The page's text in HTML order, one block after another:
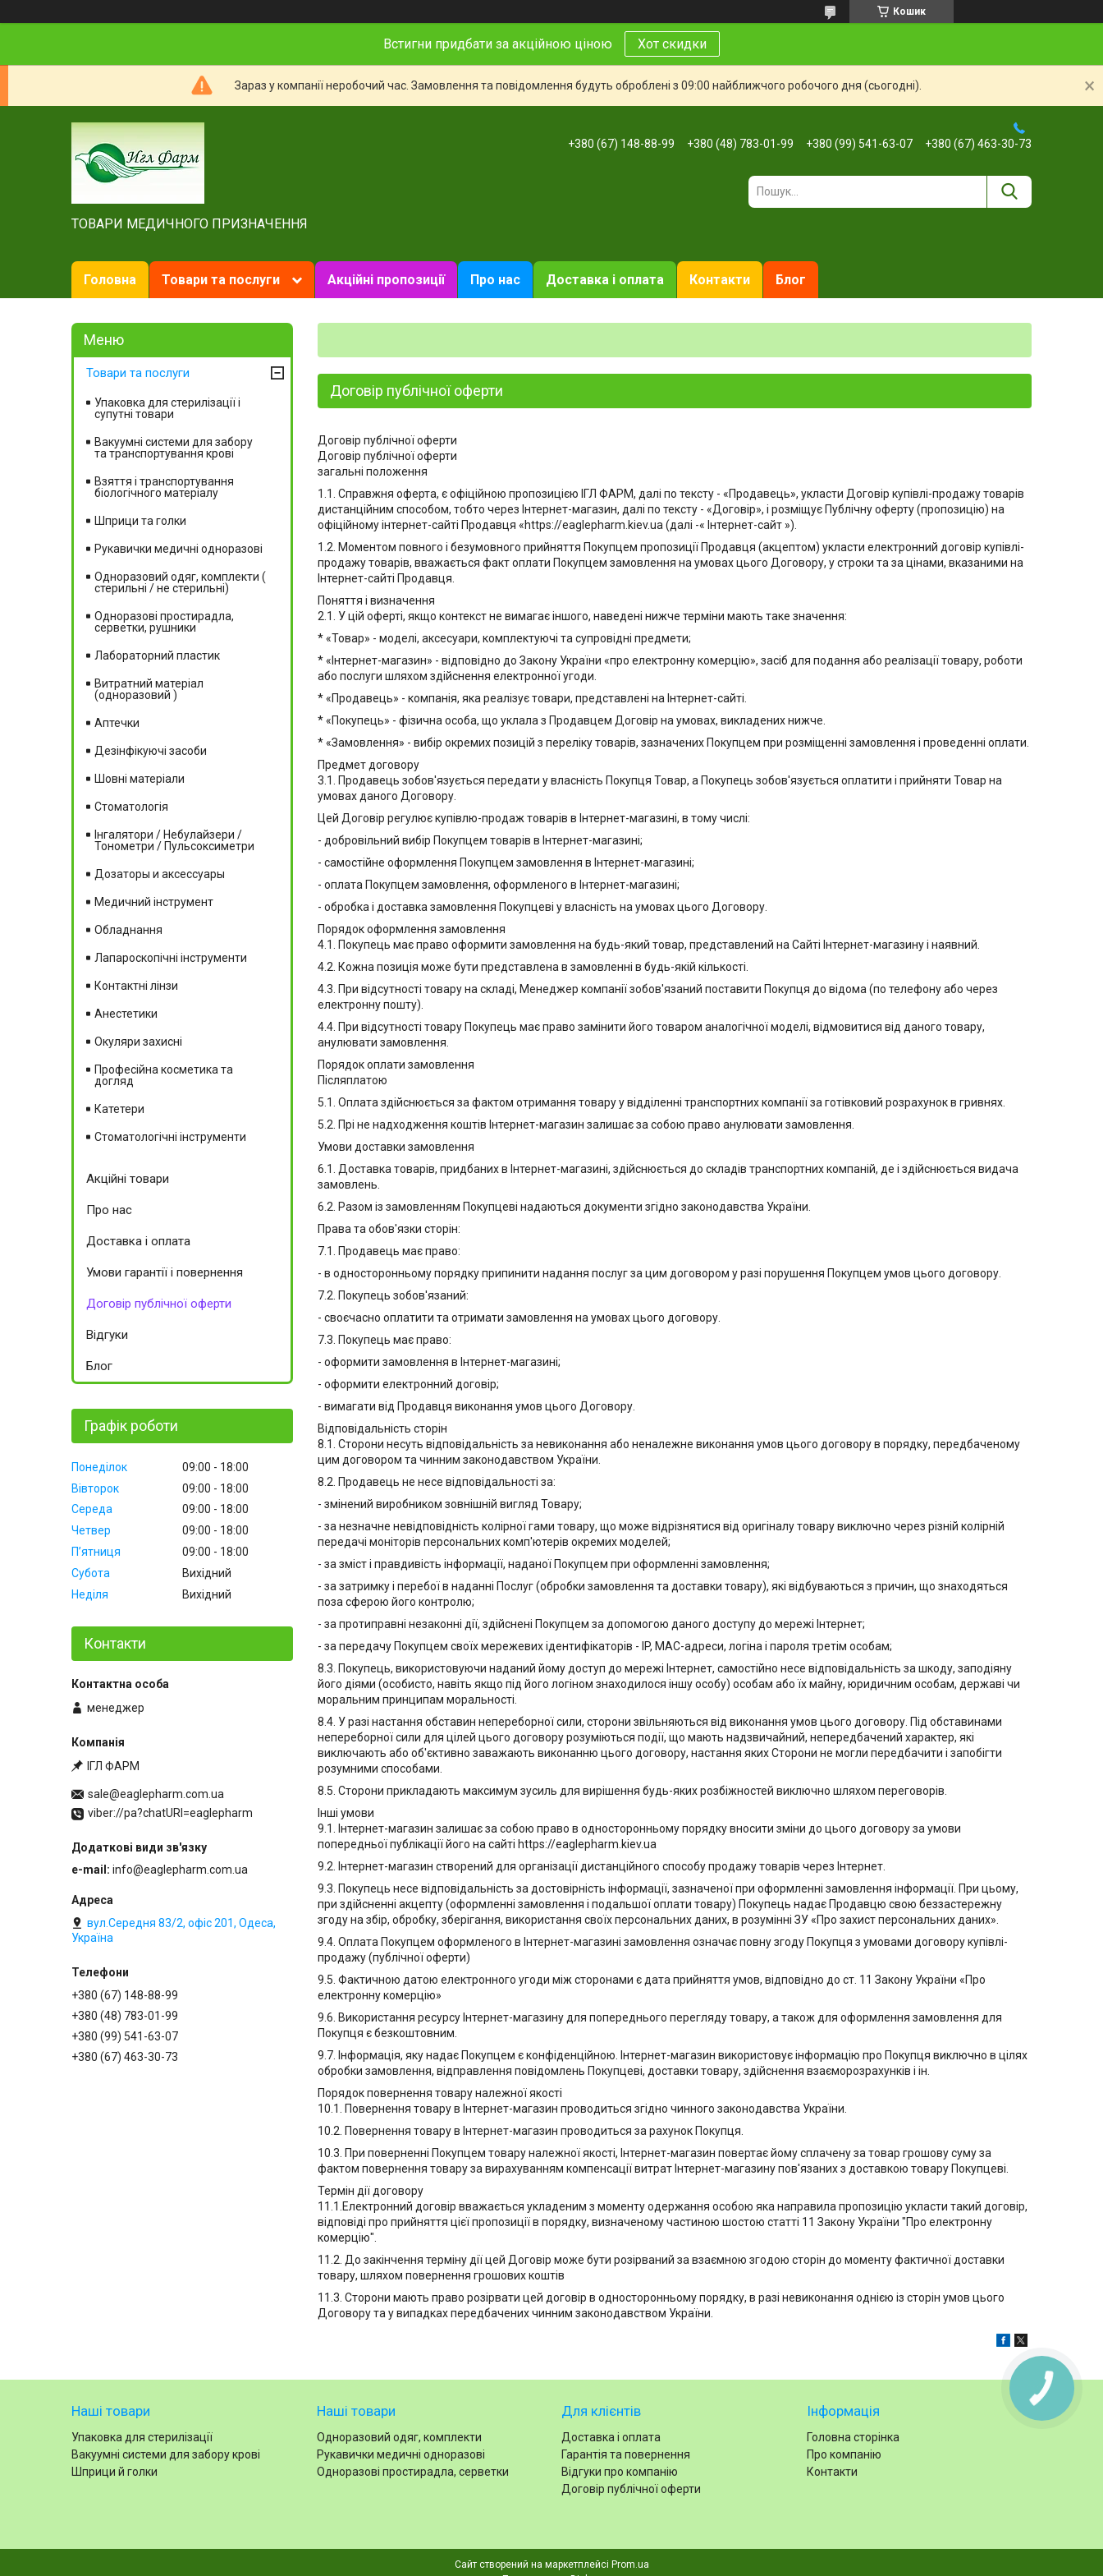
Кошик
Встигни придбати за акційною ціною Хот скидки
Зараз у компанії неробочий час. Замовлення та повідомлення будуть оброблені з 09:00 найближчого робочого дня (сьогодні).
ТОВАРИ МЕДИЧНОГО ПРИЗНАЧЕННЯ
+380 (67) 148-88-99 +380 (48) 783-01-99 +380 (99) 541-63-07 +380 (67) 463-30-73
Головна Товари та послуги Акційні пропозиції Про нас Доставка і оплата Контакти Блог
Договір публічної оферти
Договір публічної оферти
Договір публічної оферти
загальні положення
1.1. Справжня оферта, є офіційною пропозицією ІГЛ ФАРМ, далі по тексту - «Продавець», укласти Договір купівлі-продажу товарів
дистанційним способом, тобто через Інтернет-магазин, далі по тексту - «Договір», і розміщує Публічну оферту (пропозицію) на
офіційному інтернет-сайті Продавця «https://eaglepharm.kiev.ua (далі -« Інтернет-сайт »).
1.2. Моментом повного і безумовного прийняття Покупцем пропозиції Продавця (акцептом) укласти електронний договір купівлі-
продажу товарів, вважається факт оплати Покупцем замовлення на умовах цього Договору, у строки та за цінами, вказаними на
Інтернет-сайті Продавця.
Поняття і визначення
2.1. У цій оферті, якщо контекст не вимагає іншого, наведені нижче терміни мають таке значення:
* «Товар» - моделі, аксесуари, комплектуючі та супровідні предмети;
* «Інтернет-магазин» - відповідно до Закону України «про електронну комерцію», засіб для подання або реалізації товару, роботи
або послуги шляхом здійснення електронної угоди.
* «Продавець» - компанія, яка реалізує товари, представлені на Інтернет-сайті.
* «Покупець» - фізична особа, що уклала з Продавцем Договір на умовах, викладених нижче.
* «Замовлення» - вибір окремих позицій з переліку товарів, зазначених Покупцем при розміщенні замовлення і проведенні оплати.
Предмет договору
3.1. Продавець зобов'язується передати у власність Покупця Товар, а Покупець зобов'язується оплатити і прийняти Товар на
умовах даного Договору.
Цей Договір регулює купівлю-продаж товарів в Інтернет-магазині, в тому числі:
- добровільний вибір Покупцем товарів в Інтернет-магазині;
- самостійне оформлення Покупцем замовлення в Інтернет-магазині;
- оплата Покупцем замовлення, оформленого в Інтернет-магазині;
- обробка і доставка замовлення Покупцеві у власність на умовах цього Договору.
Порядок оформлення замовлення
4.1. Покупець має право оформити замовлення на будь-який товар, представлений на Сайті Інтернет-магазину і наявний.
4.2. Кожна позиція може бути представлена ​​в замовленні в будь-якій кількості.
4.3. При відсутності товару на складі, Менеджер компанії зобов'язаний поставити Покупця до відома (по телефону або через
електронну пошту).
4.4. При відсутності товару Покупець має право замінити його товаром аналогічної моделі, відмовитися від даного товару,
анулювати замовлення.
Порядок оплати замовлення
Післяплатою
5.1. Оплата здійснюється за фактом отримання товару у відділенні транспортних компанії за готівковий розрахунок в гривнях.
5.2. Прі не надходження коштів Інтернет-магазин залишає за собою право анулювати замовлення.
Умови доставки замовлення
6.1. Доставка товарів, придбаних в Інтернет-магазині, здійснюється до складів транспортних компаній, де і здійснюється видача
замовлень.
6.2. Разом із замовленням Покупцеві надаються документи згідно законодавства України.
Права та обов'язки сторін:
7.1. Продавець має право:
- в односторонньому порядку припинити надання послуг за цим договором у разі порушення Покупцем умов цього договору.
7.2. Покупець зобов'язаний:
- своєчасно оплатити та отримати замовлення на умовах цього договору.
7.3. Покупець має право:
- оформити замовлення в Інтернет-магазині;
- оформити електронний договір;
- вимагати від Продавця виконання умов цього Договору.
Відповідальність сторін
8.1. Сторони несуть відповідальність за невиконання або неналежне виконання умов цього договору в порядку, передбаченому
цим договором та чинним законодавством України.
8.2. Продавець не несе відповідальності за:
- змінений виробником зовнішній вигляд Товару;
- за незначне невідповідність колірної гами товару, що може відрізнятися від оригіналу товару виключно через різній колірній
передачі моніторів персональних комп'ютерів окремих моделей;
- за зміст і правдивість інформації, наданої Покупцем при оформленні замовлення;
- за затримку і перебої в наданні Послуг (обробки замовлення та доставки товару), які відбуваються з причин, що знаходяться
поза сферою його контролю;
- за протиправні незаконні дії, здійснені Покупцем за допомогою даного доступу до мережі Інтернет;
- за передачу Покупцем своїх мережевих ідентифікаторів - IP, MAC-адреси, логіна і пароля третім особам;
8.3. Покупець, використовуючи наданий йому доступ до мережі Інтернет, самостійно несе відповідальність за шкоду, заподіяну
його діями (особисто, навіть якщо під його логіном знаходилося іншу особу) особам або їх майну, юридичним особам, державі чи
моральним принципам моральності.
8.4. У разі настання обставин непереборної сили, сторони звільняються від виконання умов цього договору. Під обставинами
непереборної сили для цілей цього договору розуміються події, що мають надзвичайний, непередбачений характер, які
виключають або об'єктивно заважають виконанню цього договору, настання яких Сторони не могли передбачити і запобігти
розумними способами.
8.5. Сторони прикладають максимум зусиль для вирішення будь-яких розбіжностей виключно шляхом переговорів.
Інші умови
9.1. Інтернет-магазин залишає за собою право в односторонньому порядку вносити зміни до цього договору за умови
попередньої публікації його на сайті https://eaglepharm.kiev.ua
9.2. Інтернет-магазин створений для організації дистанційного способу продажу товарів через Інтернет.
9.3. Покупець несе відповідальність за достовірність інформації, зазначеної при оформленні замовлення інформації. При цьому,
при здійсненні акцепту (оформленні замовлення і подальшої оплати товару) Покупець надає Продавцю свою беззастережну
згоду на збір, обробку, зберігання, використання своїх персональних даних, в розумінні ЗУ «Про захист персональних даних».
9.4. Оплата Покупцем оформленого в Інтернет-магазині замовлення означає повну згоду Покупця з умовами договору купівлі-
продажу (публічної оферти)
9.5. Фактичною датою електронного угоди між сторонами є дата прийняття умов, відповідно до ст. 11 Закону України «Про
електронну комерцію»
9.6. Використання ресурсу Інтернет-магазину для попереднього перегляду товару, а також для оформлення замовлення для
Покупця є безкоштовним.
9.7. Інформація, яку надає Покупцем є конфіденційною. Інтернет-магазин використовує інформацію про Покупця виключно в цілях
обробки замовлення, відправлення повідомлень Покупцеві, доставки товару, здійснення взаєморозрахунків і ін.
Порядок повернення товару належної якості
10.1. Повернення товару в Інтернет-магазин проводиться згідно чинного законодавства України.
10.2. Повернення товару в Інтернет-магазин проводиться за рахунок Покупця.
10.3. При поверненні Покупцем товару належної якості, Інтернет-магазин повертає йому сплачену за товар грошову суму за
фактом повернення товару за вирахуванням компенсації витрат Інтернет-магазину пов'язаних з доставкою товару Покупцеві.
Термін дії договору
11.1.Електронний договір вважається укладеним з моменту одержання особою яка направила пропозицію укласти такий договір,
відповіді про прийняття цієї пропозиції в порядку, визначеному частиною шостою статті 11 Закону України "Про електронну
комерцію".
11.2. До закінчення терміну дії цей Договір може бути розірваний за взаємною згодою сторін до моменту фактичної доставки
товару, шляхом повернення грошових коштів
11.3. Сторони мають право розірвати цей договір в односторонньому порядку, в разі невиконання однією із сторін умов цього
Договору та у випадках передбачених чинним законодавством України.
Товари та послуги
Упаковка для стерилізації і
супутні товари
Вакуумні системи для забору
та транспортування крові
Взяття і транспортування
біологічного матеріалу
Шприци та голки
Рукавички медичні одноразові
Одноразовий одяг, комплекти (
стерильні / не стерильні)
Одноразові простирадла,
серветки, рушники
Лабораторний пластик
Витратний матеріал
(одноразовий )
Аптечки
Дезінфікуючі засоби
Шовні матеріали
Стоматологія
Інгалятори / Небулайзери /
Тонометри / Пульсоксиметри
Дозаторы и аксессуары
Медичний інструмент
Обладнання
Лапароскопічні інструменти
Контактні лінзи
Анестетики
Окуляри захисні
Професійна косметика та
догляд
Катетери
Стоматологічні інструменти
Акційні товари
Про нас
Доставка і оплата
Умови гарантії і повернення
Договір публічної оферти
Відгуки
Блог
Графік роботи
Понеділок 09:00
18:00
Вівторок
09:00
18:00
Середа
09:00
18:00
Четвер
09:00
18:00
Пʼятниця
09:00
18:00
Субота
Вихідний
Неділя
Вихідний
Контакти
менеджер
ІГЛ ФАРМ
sale@eaglepharm.com.ua
viber://pa?chatURI=eaglepharm
e-mail info@eaglepharm.com.ua
вул.Середня 83/2, офіс 201, Одеса,
Україна
+380 (67) 148-88-99
+380 (48) 783-01-99
+380 (99) 541-63-07
+380 (67) 463-30-73
Наші товари
Упаковка для стерилізації
Вакуумні системи для забору крові
Шприци й голки
Наші товари
Одноразовий одяг, комплекти
Рукавички медичні одноразові
Одноразові простирадла, серветки
Для клієнтів
Доставка і оплата
Гарантія та повернення
Відгуки про компанію
Договір публічної оферти
Інформація
Головна сторінка
Про компанію
Контакти
Сайт створений на маркетплейсі Prom.ua